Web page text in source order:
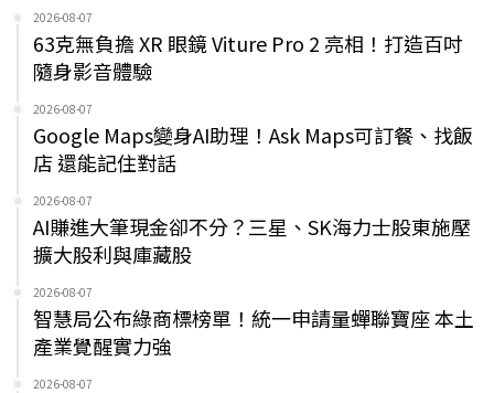
2026-08-07
63克無負擔 XR 眼鏡 Viture Pro 2 亮相！打造百吋
隨身影音體驗
2026-08-07
Google Maps變身AI助理！Ask Maps可訂餐、找飯
店 還能記住對話
2026-08-07
AI賺進大筆現金卻不分？三星、SK海力士股東施壓
擴大股利與庫藏股
2026-08-07
智慧局公布綠商標榜單！統一申請量蟬聯寶座 本土
產業覺醒實力強
2026-08-07